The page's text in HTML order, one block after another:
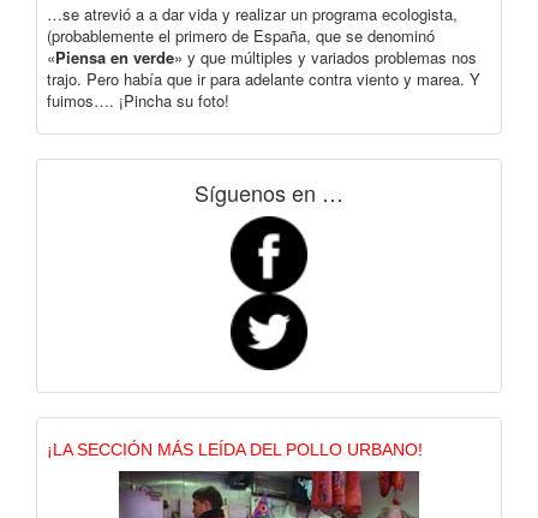
…se atrevió a a dar vida y realizar un programa ecologista,
(probablemente el primero de España, que se denominó
«Piensa en verde» y que múltiples y variados problemas nos
trajo. Pero había que ir para adelante contra viento y marea. Y
fuimos…. ¡Pincha su foto!
Síguenos en …
¡LA SECCIÓN MÁS LEÍDA DEL POLLO URBANO!